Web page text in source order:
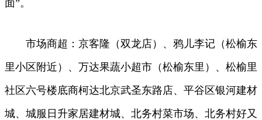
面”。
市场商超：京客隆（双龙店）、鸦儿李记（松榆东
里小区附近）、万达果蔬小超市（松榆东里）、松榆里
社区六号楼底商柯达北京武圣东路店、平谷区银河建材
城、城服日升家居建材城、北务村菜市场、北务村好又